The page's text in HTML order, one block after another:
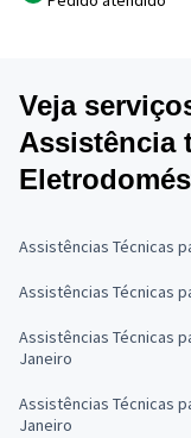
Veja
Assistência
Assistências Técnicas
Assistências Técnicas
Assistências Técnicas
Janeiro
Assistências Técnicas
Janeiro